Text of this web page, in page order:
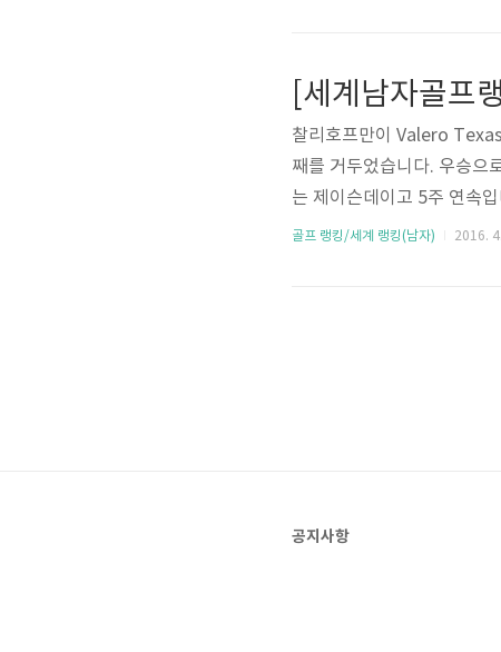
[세계남자골프
찰리호프만이 Valero
째를 거두었습니다. 우승으
는 제이슨데이고 5주 연속
골프 랭킹/세계 랭킹(남자) 2016.
공지사항